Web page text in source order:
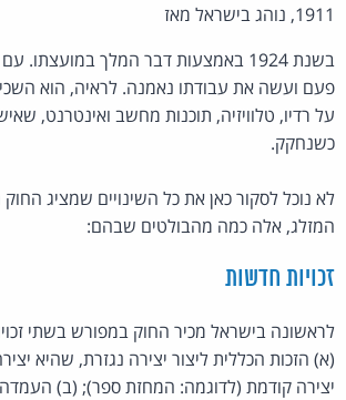
1911, נוהג בישראל מאז
בשנת 1924 באמצעות דבר המלך
פעם ועשה את עבודתו נאמנה. לראיה, הוא
על רדיו, טלוויזיה, תוכנות מחשב ואינטרנט,
כשנחקק.
לא נוכל לסקור כאן את כל השינויים שמציג
המזלג, אלה כמה מהבולטים שבהם:
זכויות חדשות
לראשונה בישראל מכיר החוק במפורש בשתי
(א) הזכות הכללית ליצור יצירה נגזרת, שהיא
יצירה קודמת (לדוגמה: המחזת ספר); (ב)